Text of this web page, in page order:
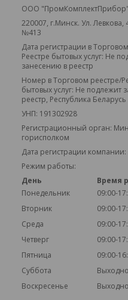
ООО "ПромКомплектПрибор"
220007, г.Минск. Ул. Левкова,
№413
Дата регистрации в
Реестре бытовых услуг: Не
занесению в реестр
Номер в Торговом реестре/
бытовых услуг: Не подлежит
реестр, Республика Беларусь
УНП: 191302928
Регистрационный орган:
горисполком
Дата регистрации компании:
Режим работы:
День
Время
Понедельник
09:00-
Вторник
09:00-
Среда
09:00-
Четверг
09:00-
Пятница
09:00-
Суббота
Воскресенье